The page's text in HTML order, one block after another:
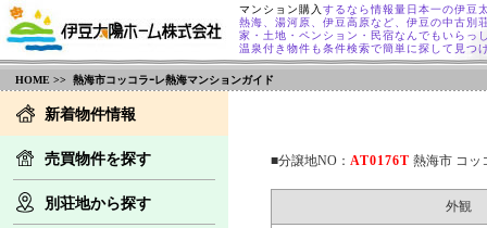
マンション購入 するなら情報量日本一の伊豆
熱海、湯河原、伊豆高原など、伊豆の中古別
家・土地・ペンション・民宿なんでもいらっ
温泉付き物件も条件検索で簡単に探して見つ
HOME >> 熱海市コッコラｰレ熱海マンションガイド
新着物件情報
売買物件を探す
別荘地から探す
■分譲地NO： AT0176T 熱海市 コッ
外観